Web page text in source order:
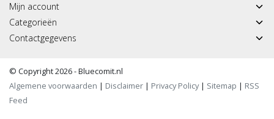
Mijn account
Categorieën
Contactgegevens
© Copyright 2026 - Bluecomit.nl
Algemene voorwaarden | Disclaimer | Privacy Policy| Sitemap | RSS
Feed